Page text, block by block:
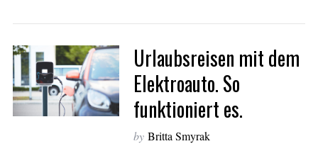
Urlaubsreisen mit dem
Elektroauto. So
funktioniert es.
by Britta Smyrak